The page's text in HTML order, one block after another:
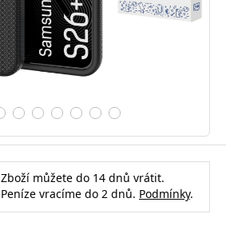
Zboží můžete do 14 dnů vrátit.
Peníze vracíme do 2 dnů. Podmínky.